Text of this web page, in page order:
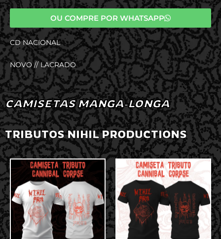
OU COMPRE POR WHATSAPP
CD NACIONAL
NOVO // LACRADO
CAMISETAS MANGA-LONGA
TRIBUTOS NIHIL PRODUCTIONS